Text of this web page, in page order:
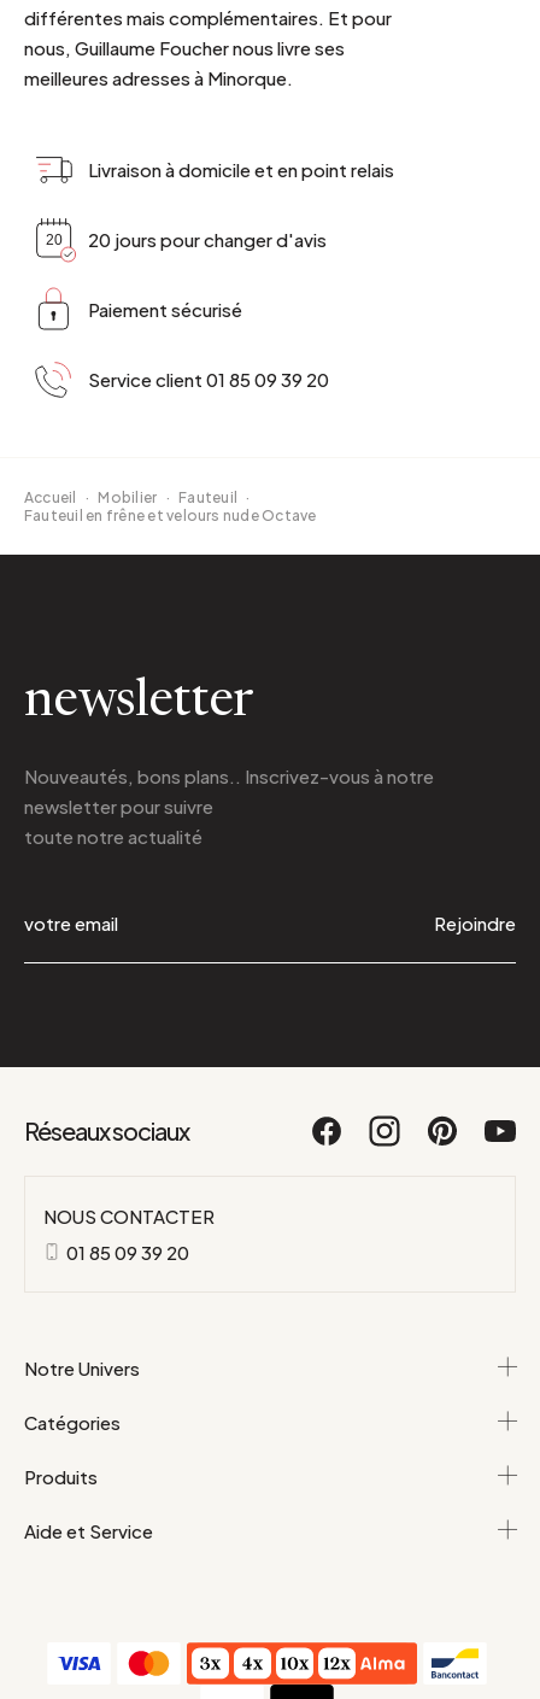
différentes mais complémentaires. Et pour
nous, Guillaume Foucher nous livre ses
meilleures adresses à Minorque.
Livraison à domicile et en point relais
20 jours pour changer d'avis
Paiement sécurisé
Service client 01 85 09 39 20
Accueil · Mobilier · Fauteuil ·
Fauteuil en frêne et velours nude Octave
newsletter
Nouveautés, bons plans.. Inscrivez-vous à notre
newsletterpour suivre
toute notre actualité
Rejoindre
Réseaux sociaux
NOUS CONTACTER
01 85 09 39 20
Notre Univers
Catégories
Produits
Aide et Service